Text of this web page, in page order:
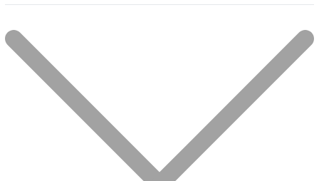
Фільтр
Показано 1–20 із 874